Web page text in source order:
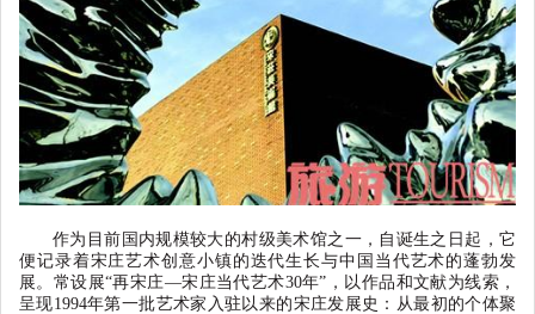
作为目前国内规模较大的村级美术馆之一，自诞生之日起，它
便记录着宋庄艺术创意小镇的迭代生长与中国当代艺术的蓬勃发
展。常设展“再宋庄—宋庄当代艺术30年” ，以作品和文献为线索，
呈现1994年第一批艺术家入驻以来的宋庄发展史：从最初的个体聚